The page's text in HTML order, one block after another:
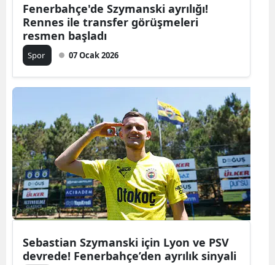
Muğla
Muş
Nevşehir
Niğde
Ordu
Sakarya
Fenerbahçe'de Szymanski ayrılığı!
Rennes ile transfer görüşmeleri
resmen başladı
Spor 07 Ocak 2026
Sebastian Szymanski için Lyon ve PSV
devrede! Fenerbahçe’den ayrılık sinyali